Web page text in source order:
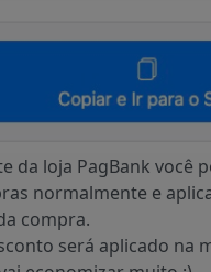
da loja PagBank você
normalmente e
compra.
será aplicado na